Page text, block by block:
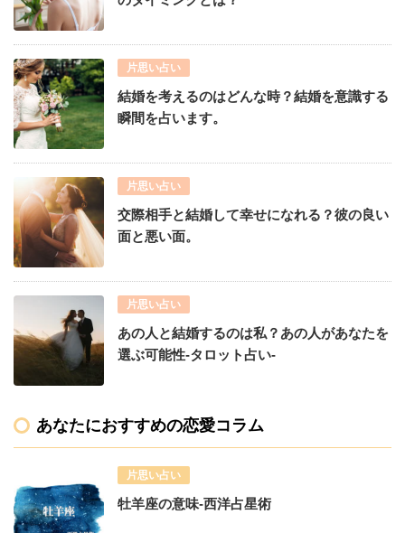
片思い占い
結婚を考えるのはどんな時？結婚を意識する
瞬間を占います。
片思い占い
交際相手と結婚して幸せになれる？彼の良い
面と悪い面。
片思い占い
あの人と結婚するのは私？あの人があなたを
選ぶ可能性-タロット占い-
あなたにおすすめの恋愛コラム
片思い占い
牡羊座の意味-西洋占星術